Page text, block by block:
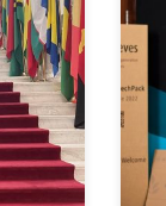
do vice-
têxtil
de
e ao nível
26 de
A